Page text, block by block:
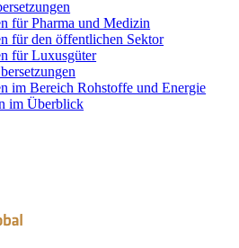
für Pharma und Medizin
für den öffentlichen Sektor
für Luxusgüter
im Bereich Rohstoffe und Energie
im Überblick